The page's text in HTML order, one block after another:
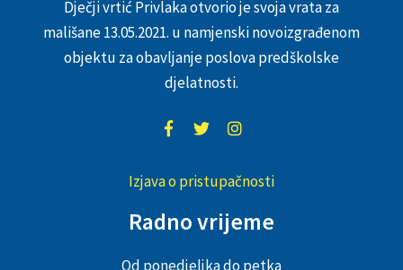
Dječji vrtić Privlaka otvorio je svoja vrata za
mališane 13.05.2021. u namjenski novoizgrađenom
objektu za obavljanje poslova predškolske
djelatnosti.
Izjava o pristupačnosti
Radno vrijeme
Od ponedjeljka do petka